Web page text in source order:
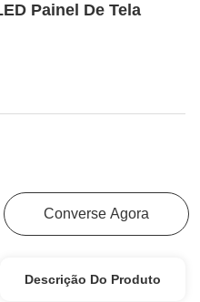
Painel De Tela
Converse Agora
Descrição Do Produto